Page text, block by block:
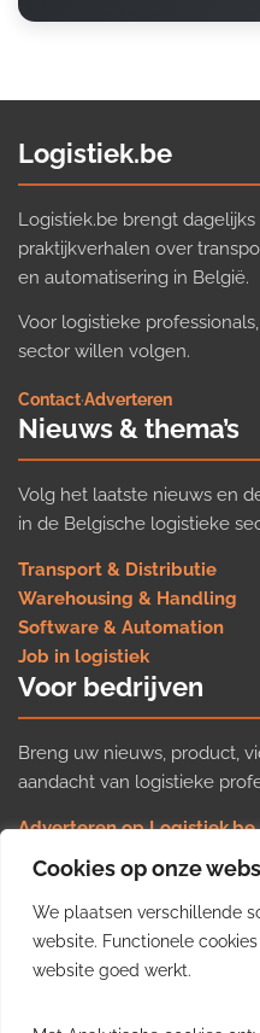
Cookies op onze
We plaatsen verschillende
website. Functionele
website goed werkt.
Logistiek.be
Logistiek.be brengt
praktijkverhalen over
en automatisering in België.
Voor logistieke
sector willen volgen.
Contact·Adverteren
Nieuws & thema’s
Volg het laatste nieuws en
in de Belgische logistieke
Transport & Distributie
Warehousing & Handling
Software & Automation
Job in logistiek
Voor bedrijven
Breng uw nieuws, product,
aandacht van logistieke
Adverteren op Logistiek.be
Nieuws insturen
Uw video op Logistiek.TV
Job plaatsen
Gratis wekelijkse